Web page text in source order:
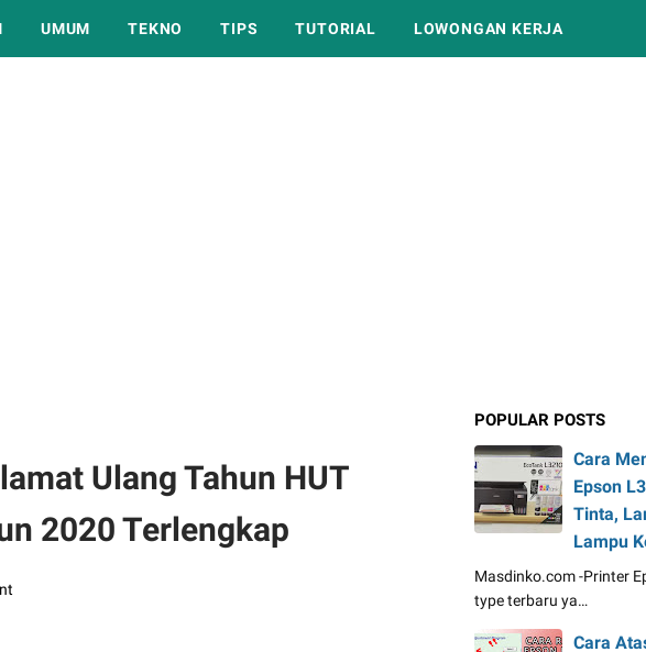
UMUM TEKNO TIPS TUTORIAL LOWONGAN KERJA
Ulang Tahun HUT
2020 Terlengkap
POPULAR POSTS
Cara
Epson
Tinta,
Lampu
Masdinko.com -Printer
type terbaru ya…
Cara